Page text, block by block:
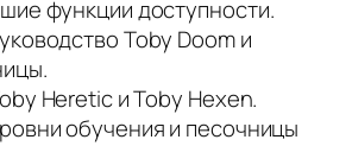
функции доступности.
Toby Doom и
Heretic и Toby Hexen.
обучения и песочницы